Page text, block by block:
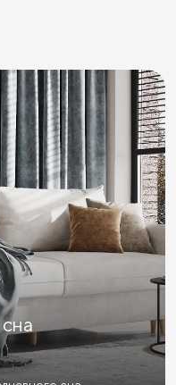
пружинами
матрасы
Высокие матрасы
матрасы